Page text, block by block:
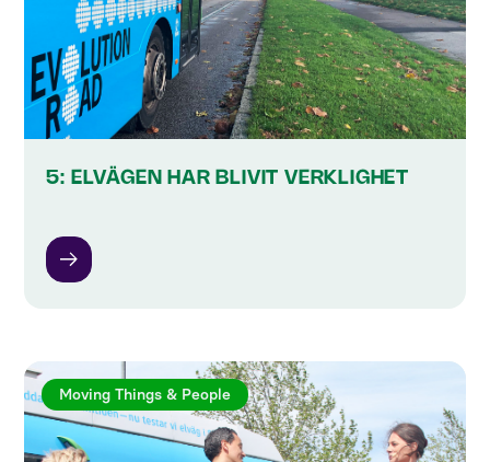
5: ELVÄGEN HAR BLIVIT VERKLIGHET
Moving Things & People